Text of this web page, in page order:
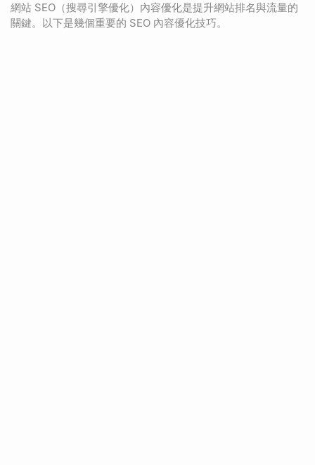
網站 SEO（搜尋引擎優化）內容優化是提升網站排名與流量的
關鍵。以下是幾個重要的 SEO 內容優化技巧。